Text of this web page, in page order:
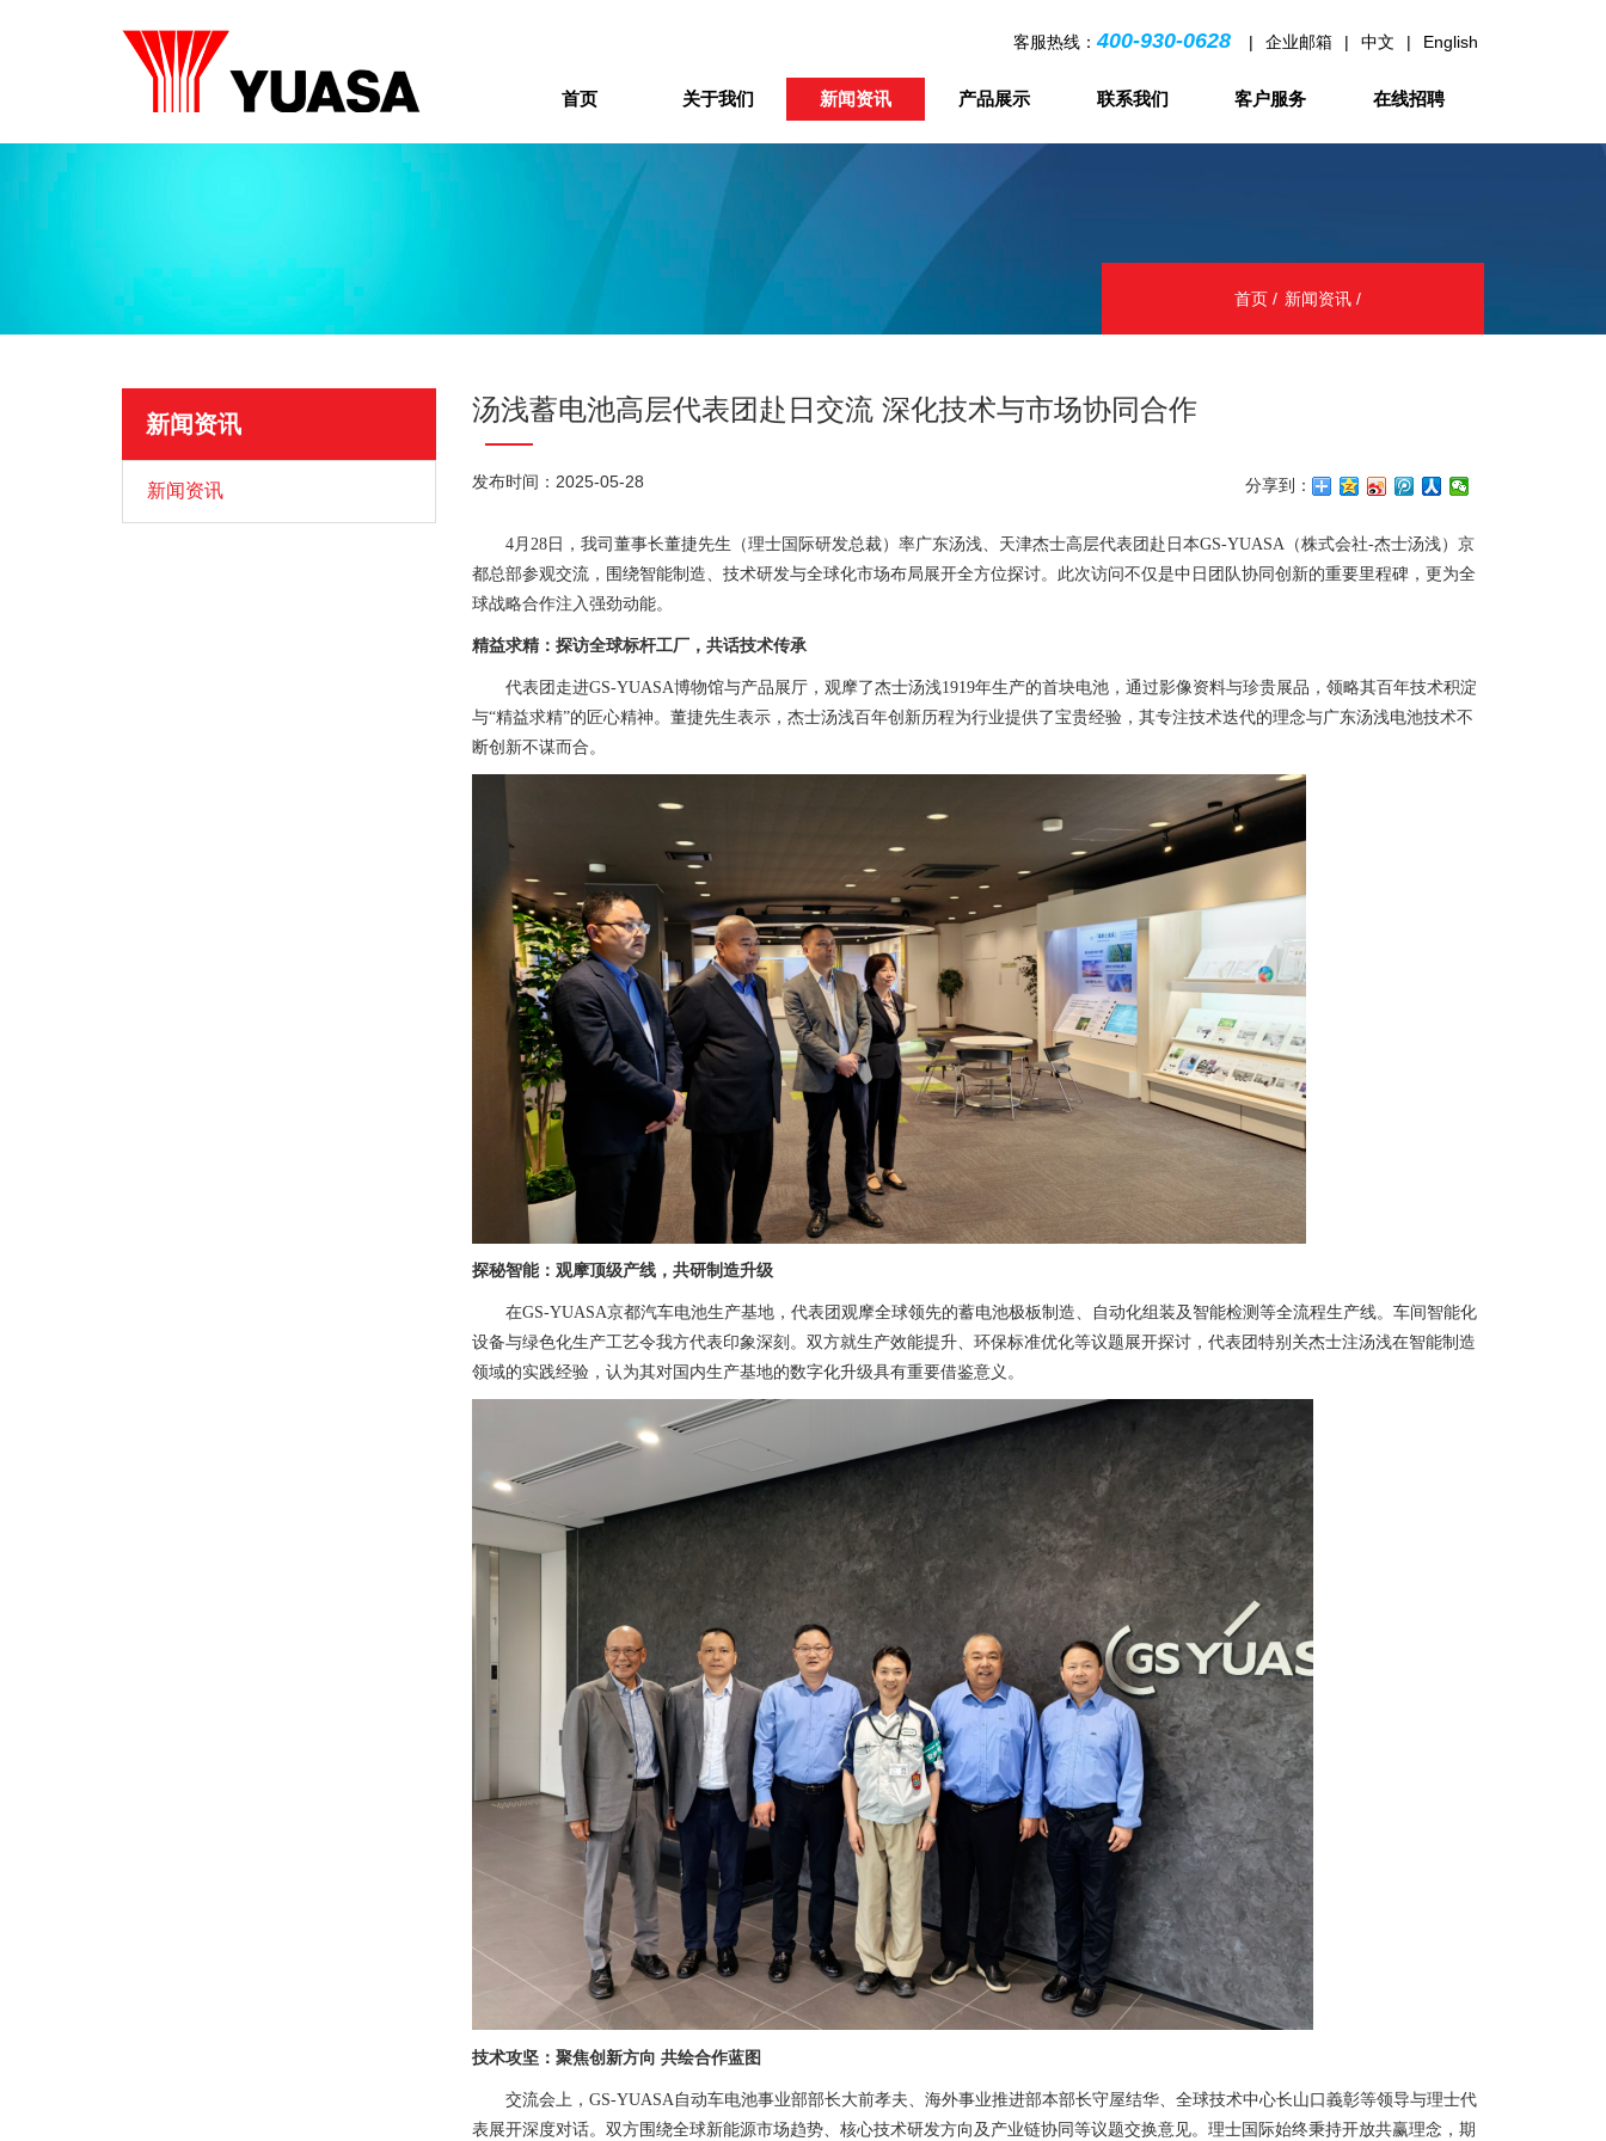
首页 关于我们 新闻资讯 产品展示 联系我们 客户服务 在线招聘
客服热线：400-930-0628 | 企业邮箱 | 中文 | English
首页 新闻资讯
汤浅蓄电池高层代表团赴日交流 深化技术与市场协同合作
发布时间：2025-05-28 分享到：
4月28日，我司董事长董捷先生（理士国际研发总裁）率广东汤浅、天津杰士高层代表团赴日本GS-YUASA（株式会社-杰士汤浅）京
都总部参观交流，围绕智能制造、技术研发与全球化市场布局展开全方位探讨。此次访问不仅是中日团队协同创新的重要里程碑，更为全
球战略合作注入强劲动能。
精益求精：探访全球标杆工厂，共话技术传承
代表团走进GS-YUASA博物馆与产品展厅，观摩了杰士汤浅1919年生产的首块电池，通过影像资料与珍贵展品，领略其百年技术积淀
与“精益求精”的匠心精神。董捷先生表示，杰士汤浅百年创新历程为行业提供了宝贵经验，其专注技术迭代的理念与广东汤浅电池技术不
断创新不谋而合。
探秘智能：观摩顶级产线，共研制造升级
在GS-YUASA京都汽车电池生产基地，代表团观摩全球领先的蓄电池极板制造、自动化组装及智能检测等全流程生产线。车间智能化
设备与绿色化生产工艺令我方代表印象深刻。双方就生产效能提升、环保标准优化等议题展开探讨，代表团特别关杰士注汤浅在智能制造
领域的实践经验，认为其对国内生产基地的数字化升级具有重要借鉴意义。
技术攻坚：聚焦创新方向 共绘合作蓝图
交流会上，GS-YUASA自动车电池事业部部长大前孝夫、海外事业推进部本部长守屋结华、全球技术中心长山口義彰等领导与理士代
表展开深度对话。双方围绕全球新能源市场趋势、核心技术研发方向及产业链协同等议题交换意见。理士国际始终秉持开放共赢理念，期
新闻资讯
新闻资讯